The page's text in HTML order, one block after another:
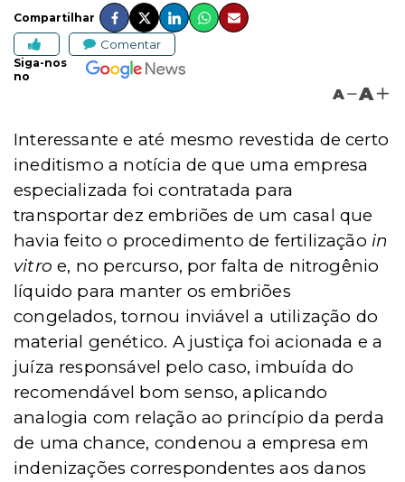
Compartilhar
Comentar
Siga-nos
no
A A
Interessante e até mesmo revestida de certo
ineditismo a notícia de que uma empresa
especializada foi contratada para
transportar dez embriões de um casal que
havia feito o procedimento de fertilização in
vitro e, no percurso, por falta de nitrogênio
líquido para manter os embriões
congelados, tornou inviável a utilização do
material genético. A justiça foi acionada e a
juíza responsável pelo caso, imbuída do
recomendável bom senso, aplicando
analogia com relação ao princípio da perda
de uma chance, condenou a empresa em
indenizações correspondentes aos danos